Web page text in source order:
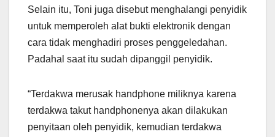
Selain itu, Toni juga disebut menghalangi penyidik
untuk memperoleh alat bukti elektronik dengan
cara tidak menghadiri proses penggeledahan.
Padahal saat itu sudah dipanggil penyidik.
“Terdakwa merusak handphone miliknya karena
terdakwa takut handphonenya akan dilakukan
penyitaan oleh penyidik, kemudian terdakwa